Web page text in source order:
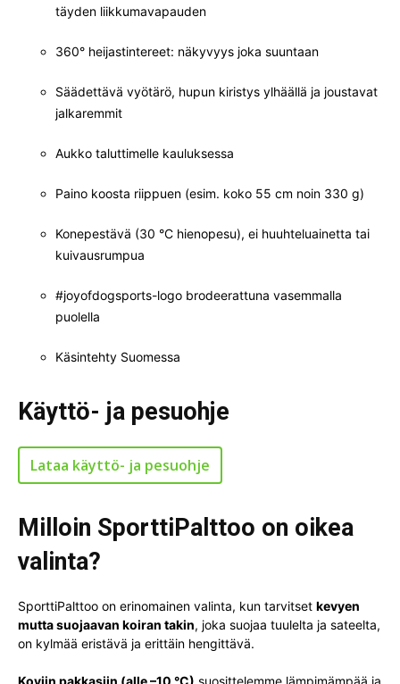
täyden liikkumavapauden
360° heijastintereet: näkyvyys joka suuntaan
Säädettävä vyötärö, hupun kiristys ylhäällä ja joustavat
jalkaremmit
Aukko taluttimelle kauluksessa
Paino koosta riippuen (esim. koko 55 cm noin 330 g)
Konepestävä (30 °C hienopesu), ei huuhteluainetta tai
kuivausrumpua
#joyofdogsports-logo brodeerattuna vasemmalla
puolella
Käsintehty Suomessa
Käyttö- ja pesuohje
Lataa käyttö- ja pesuohje
Milloin SporttiPalttoo on oikea
valinta?
SporttiPalttoo on erinomainen valinta, kun tarvitset kevyen
mutta suojaavan koiran takin, joka suojaa tuulelta ja sateelta,
on kylmää eristävä ja erittäin hengittävä.
Koviin pakkasiin (alle –10 °C) suosittelemme lämpimämpää ja